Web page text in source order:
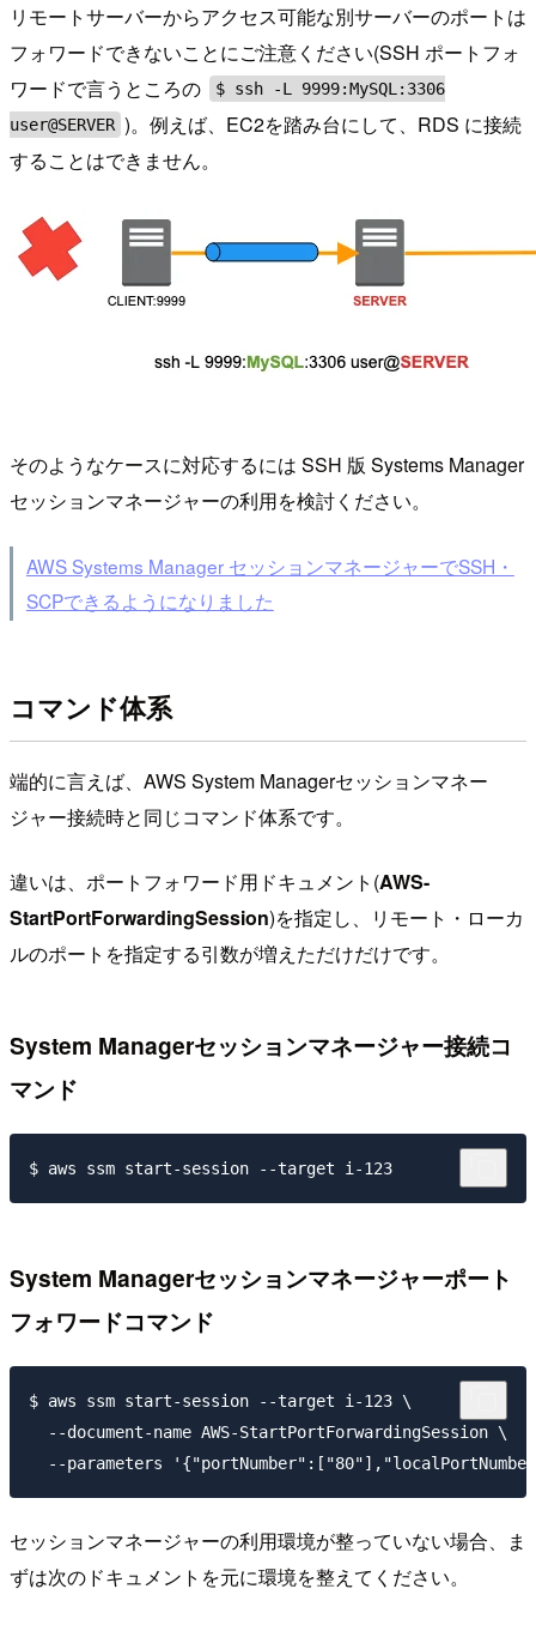
リモートサーバーからアクセス可能な別サーバーのポートは
フォワードできないことにご注意ください(SSH ポートフォ
ワードで言うところの
$ ssh -L 9999:MySQL:3306
user@SERVER )。例えば、EC2を踏み台にして、RDS に接続
することはできません。
そのようなケースに対応するには SSH 版 Systems Manager
セッションマネージャーの利用を検討ください。
AWS Systems Manager セッションマネージャーでSSH・
SCPできるようになりました
コマンド体系
端的に言えば、AWS System Managerセッションマネー
ジャー接続時と同じコマンド体系です。
違いは、ポートフォワード用ドキュメント(AWS-
StartPortForwardingSession)を指定し、リモート・ローカ
ルのポートを指定する引数が増えただけだけです。
System Managerセッションマネージャー接続コ
マンド
System Managerセッションマネージャーポート
フォワードコマンド
$ aws ssm start-session --target i-123 \
  --document-name AWS-StartPortForwardingSession \
セッションマネージャーの利用環境が整っていない場合、ま
ずは次のドキュメントを元に環境を整えてください。